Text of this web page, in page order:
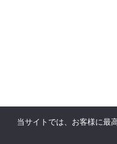
当サイトでは、お客様に最